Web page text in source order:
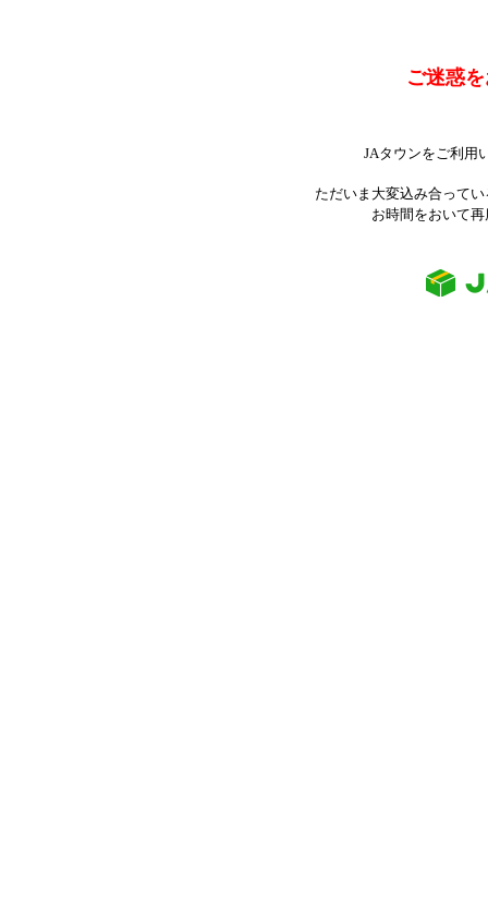
ご迷惑
JAタウンをご利用
ただいま大変込み合って
お時間をおいて